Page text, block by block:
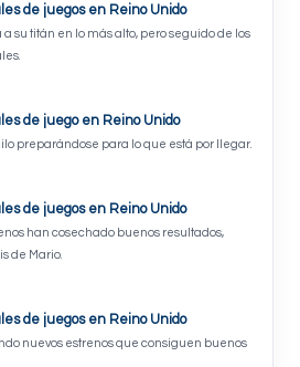
de juegos en Reino Unido
a su titán en lo más alto, pero seguido de los
de juego en Reino Unido
preparándose para lo que está por llegar.
de juegos en Reino Unido
han cosechado buenos resultados,
de Mario.
de juegos en Reino Unido
nuevos estrenos que consiguen buenos